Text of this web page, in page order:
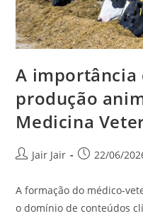
A importância
produção
Medicina
Jair Jair 22/06/
A formação do médico-
o domínio de conteúdos